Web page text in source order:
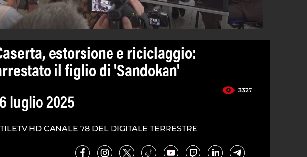
estorsione e riciclaggio:
il figlio di 'Sandokan'
3327
luglio 2025
HD CANALE 78 DEL DIGITALE TERRESTRE